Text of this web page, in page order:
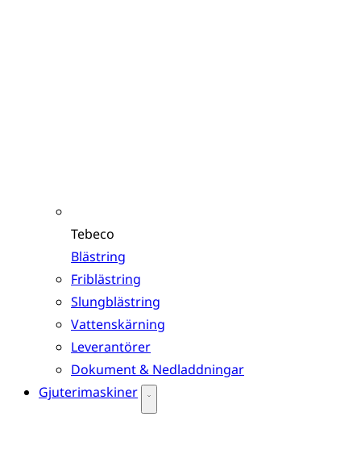
Tebeco
Blästring
Friblästring
Slungblästring
Vattenskärning
Leverantörer
Dokument & Nedladdningar
Gjuterimaskiner